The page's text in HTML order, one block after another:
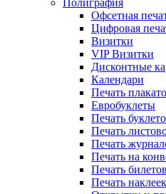
Полиграфия
Офсетная
Цифровая
Визитки
VIP Визитки
Дисконтные
Календари
Печать
Евробуклеты
Печать
Печать
Печать
Печать на
Печать билетов
Печать наклеек